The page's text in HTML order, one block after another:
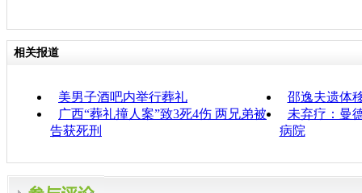
相关报道
美男子酒吧内举行葬礼
邵逸夫遗体
广西“葬礼撞人案”致3死4伤 两兄弟被
告获死刑
未弃疗：曼
病院